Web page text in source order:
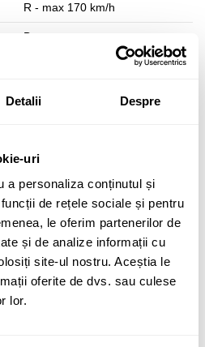
Detalii Despre
uri
a personaliza conținutul și
de rețele sociale și pentru
le oferim partenerilor de
și de analize informații cu
site-ul nostru. Aceștia le
oferite de dvs. sau culese
lor.
R - max 170 km/h
B
71
Autoutilitare
205/75 R16
CARGO
B
205/75R16C 113/111 R